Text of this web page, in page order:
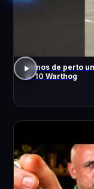
Vimos de perto
A-10 Warthog